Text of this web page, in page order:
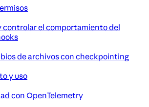
controlar el comportamiento del
de archivos con checkpointing
y uso
con OpenTelemetry